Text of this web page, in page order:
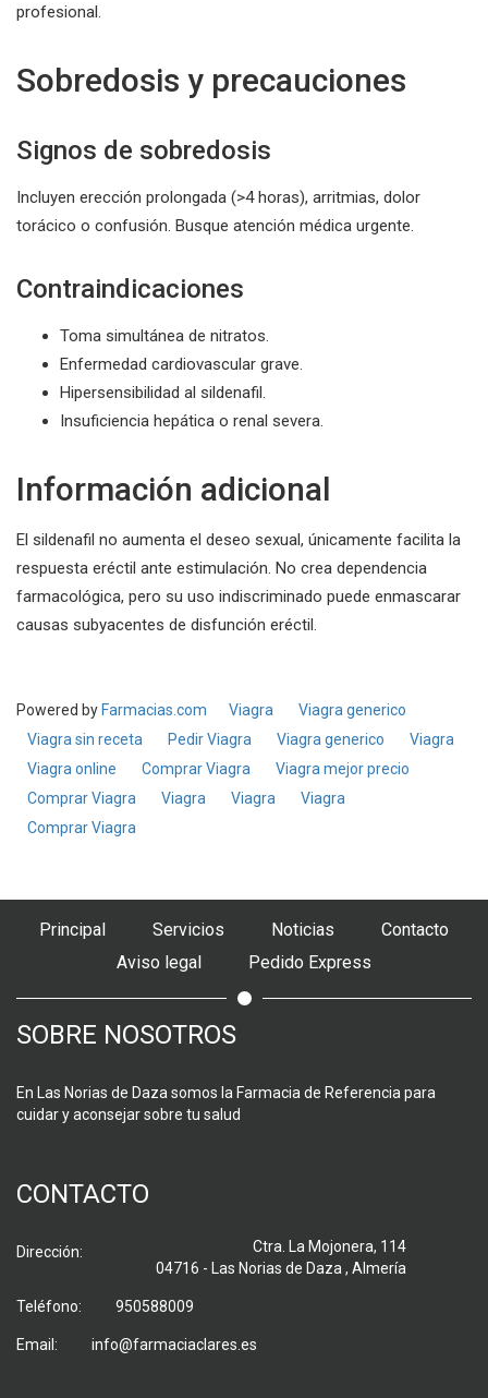
profesional.
Sobredosis y precauciones
Signos de sobredosis
Incluyen erección prolongada (>4 horas), arritmias, dolor
torácico o confusión. Busque atención médica urgente.
Contraindicaciones
Toma simultánea de nitratos.
Enfermedad cardiovascular grave.
Hipersensibilidad al sildenafil.
Insuficiencia hepática o renal severa.
Información adicional
El sildenafil no aumenta el deseo sexual, únicamente facilita la
respuesta eréctil ante estimulación. No crea dependencia
farmacológica, pero su uso indiscriminado puede enmascarar
causas subyacentes de disfunción eréctil.
Powered by Farmacias.com Viagra
Viagra generico
Viagra sin receta
Pedir Viagra Viagra generico
Viagra
Viagra online
Comprar Viagra
Viagra mejor precio
Comprar Viagra
Viagra Viagra
Viagra
Comprar Viagra
Principal Servicios Noticias
Contacto
Aviso legal
Pedido Express
SOBRE NOSOTROS
En Las Norias de Daza somos la Farmacia de Referencia para
cuidar y aconsejar sobre tu salud
CONTACTO
Dirección:
Ctra. La Mojonera, 114
04716 - Las Norias de Daza , Almería
Teléfono: 950588009
Email: info@farmaciaclares.es